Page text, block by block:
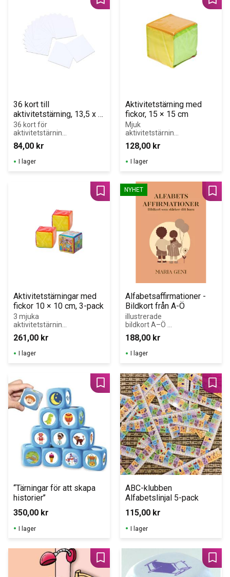
36 kort till
aktivitetstärning, 13,5 x
13,5 cm
36 kort för
aktivitetstärning.
Kan användas
för egna
uppgifter i olika
ämnen.
84,00 kr
Lägg till i favoriter
I lager
Aktivitetstärning med
fickor, 15 × 15 cm
Mjuk
aktivitetstärning
med plastfickor
för kort, bilder
och symboler
128,00 kr
I lager
Aktivitetstärningar med
fickor 10 × 10 cm, 3-pack
3 mjuka
aktivitetstärning
ar med fickor för
kort, bilder och
symboler.
261,00 kr
Lägg till i favoriter
I lager
Alfabetsaffirmationer -
Bildkort från A-Ö
illustrerade
bildkort A–Ö
med stärkande
ord och
affirmationer.
Ett pedagogiskt
kombinerar
språkutveckling,
självkänsla och
samtal.
188,00 kr
NYHET
I lager
‘‘Tärningar för att skapa
historier’’
350,00 kr
Lägg till i favoriter
I lager
ABC-klubben
Alfabetslinjal 5-pack
115,00 kr
I lager
Lägg till i favoriter